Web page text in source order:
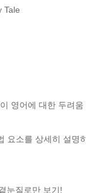
Tale
영어에 대한 두려
눈질로만 보기!